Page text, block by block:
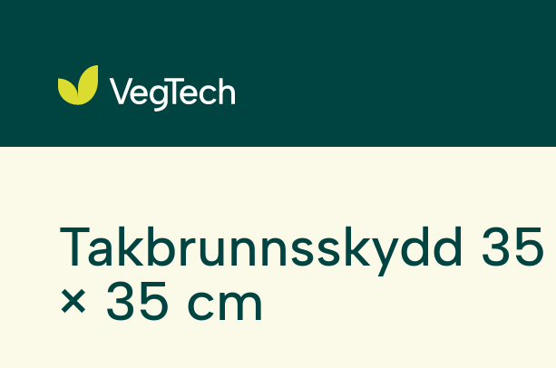
Takbrunnsskydd 35
× 35 cm